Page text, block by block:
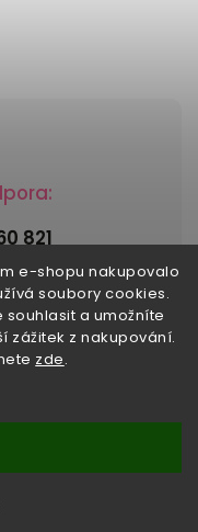
e-shopu nakupovalo
soubory cookies.
a umožníte
zážitek z nakupování.
zde.
821
práva vyhrazena.
cookies